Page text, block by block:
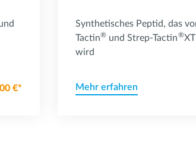
€*
Synthetisches Peptid, das
Tactin® und Strep-Tactin®
wird
Mehr erfahren